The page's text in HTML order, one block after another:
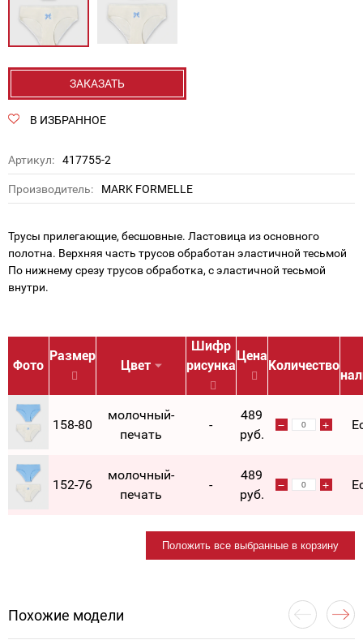
ЗАКАЗАТЬ
В ИЗБРАННОЕ
Артикул: 417755-2
Производитель: MARK FORMELLE
Трусы прилегающие, бесшовные. Ластовица из основного
полотна. Верхняя часть трусов обработан эластичной тесьмой
По нижнему срезу трусов обработка, с эластичной тесьмой
внутри.
Фото
Размер
Цвет
Шифр
рисунка
Цена
Количество
158-80
молочный-
печать
-
489
руб.
152-76
молочный-
печать
-
489
руб.
Положить все выбранные в корзину
Похожие модели